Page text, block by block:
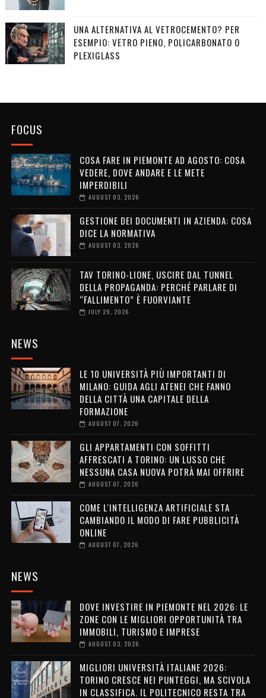
UNA ALTERNATIVA AL VETROCEMENTO? PER
ESEMPIO: VETRO PIENO, POLICARBONATO O
PLEXIGLASS
FOCUS
COSA FARE IN PIEMONTE AD AGOSTO: COSA
VEDERE, DOVE ANDARE E LE METE
IMPERDIBILI
AUGUST 03, 2026
GESTIONE DEI DOCUMENTI IN AZIENDA: COSA
DICE LA NORMATIVA
AUGUST 03, 2026
TAV TORINO-LIONE, USCIRE DAL TUNNEL
DELLA PROPAGANDA: PERCHÉ PARLARE DI
“FALLIMENTO” È FUORVIANTE
JULY 29, 2026
NEWS
LE 10 UNIVERSITÀ PIÙ IMPORTANTI DI
MILANO: GUIDA AGLI ATENEI CHE FANNO
DELLA CITTÀ UNA CAPITALE DELLA
FORMAZIONE
AUGUST 07, 2026
GLI APPARTAMENTI CON SOFFITTI
AFFRESCATI A TORINO: UN LUSSO CHE
NESSUNA CASA NUOVA POTRÀ MAI OFFRIRE
AUGUST 07, 2026
COME L'INTELLIGENZA ARTIFICIALE STA
CAMBIANDO IL MODO DI FARE PUBBLICITÀ
ONLINE
AUGUST 07, 2026
NEWS
DOVE INVESTIRE IN PIEMONTE NEL 2026: LE
ZONE CON LE MIGLIORI OPPORTUNITÀ TRA
IMMOBILI, TURISMO E IMPRESE
AUGUST 03, 2026
MIGLIORI UNIVERSITÀ ITALIANE 2026:
TORINO CRESCE NEI PUNTEGGI, MA SCIVOLA
IN CLASSIFICA. IL POLITECNICO RESTA TRA